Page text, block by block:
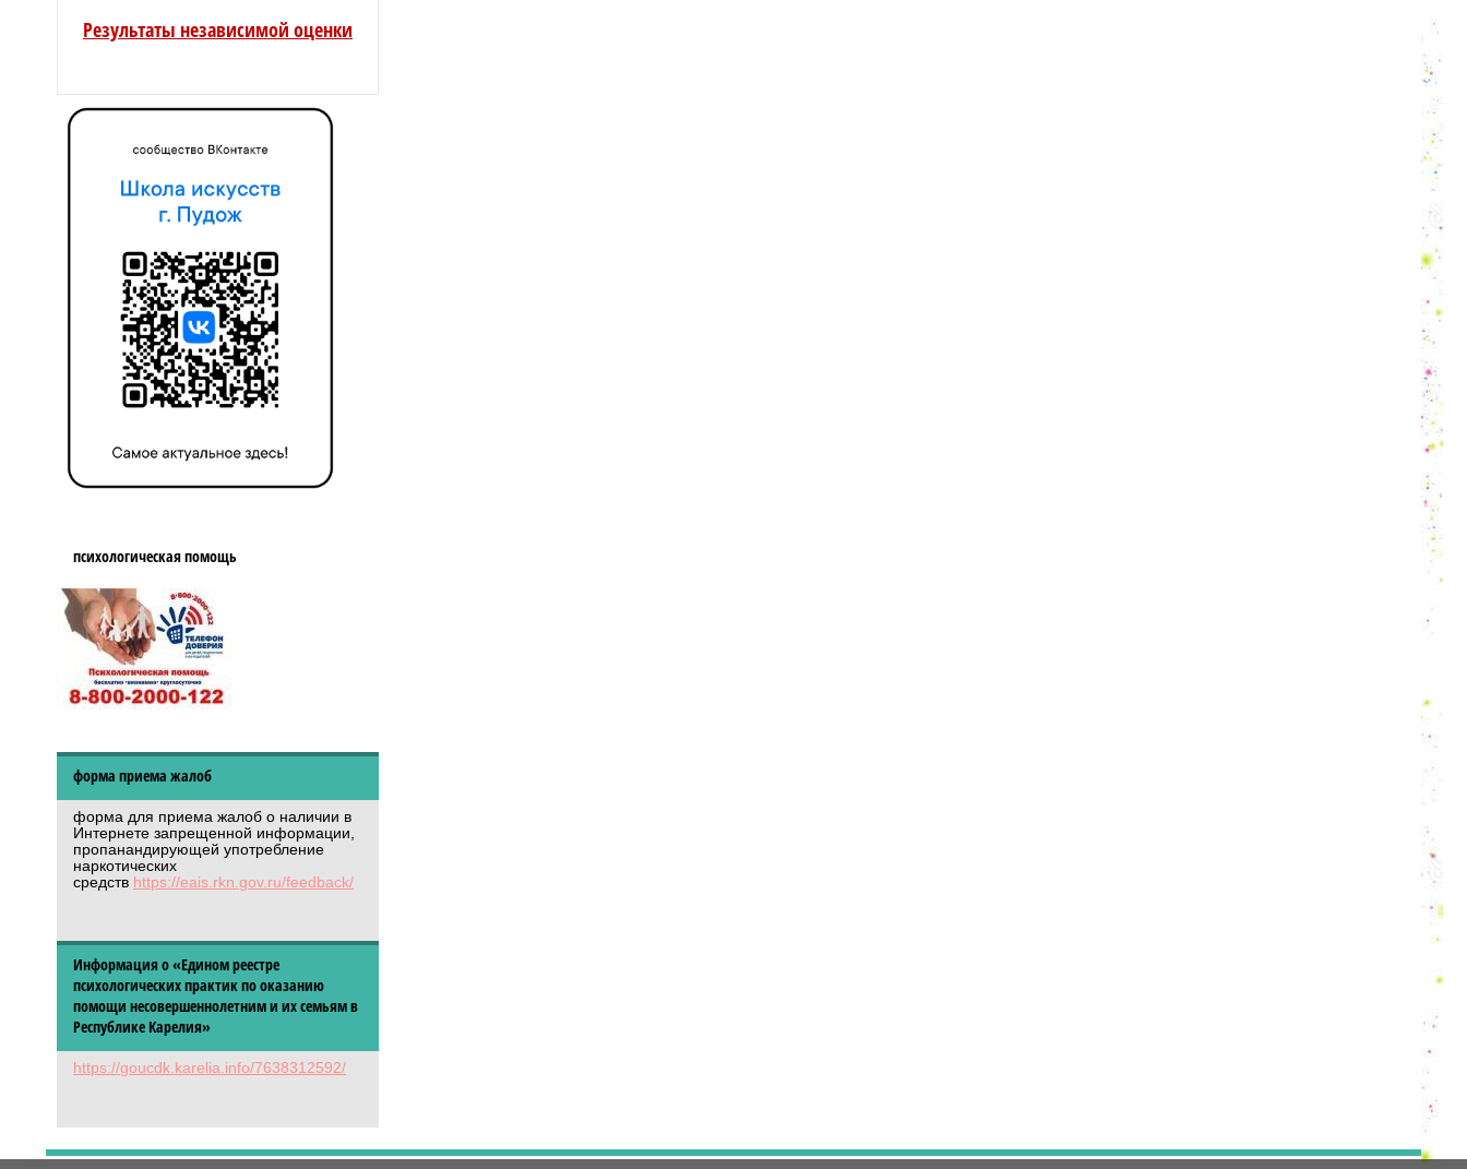
Результаты независимой оценки
психологическая помощь
форма приема жалоб
форма для приема жалоб о наличии в
Интернете запрещенной информации,
пропанандирующей употребление
наркотических
средств https://eais.rkn.gov.ru/feedback/
Информация о «Едином реестре
психологических практик по оказанию
помощи несовершеннолетним и их семьям в
Республике Карелия»
https://goucdk.karelia.info/7638312592/